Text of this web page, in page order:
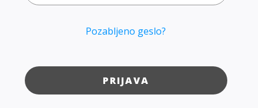
Pozabljeno geslo?
PRIJAVA